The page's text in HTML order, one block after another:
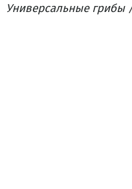
Универсальные грибы/